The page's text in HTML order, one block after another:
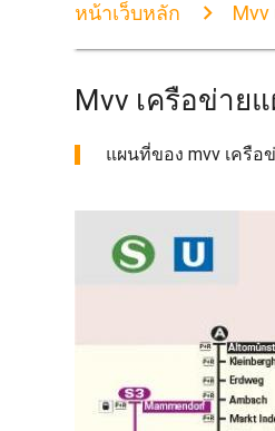
หน้าเว็บหลัก
Mvv เครือข่าย
แผนที่ของ mvv เครือ